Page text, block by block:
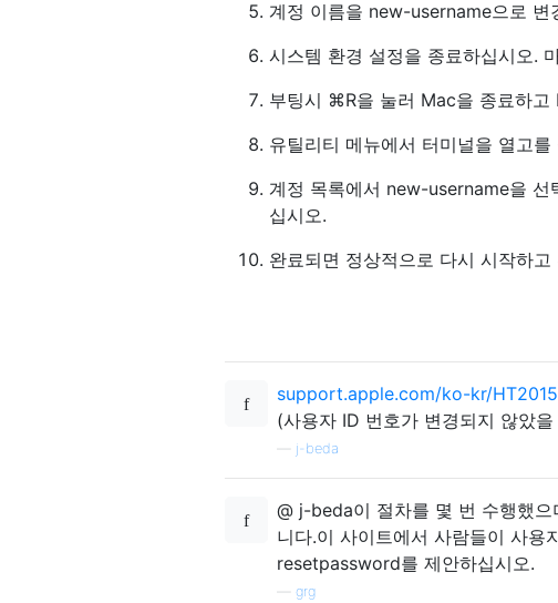
계정 이름을 new-username으로
시스템 환경 설정을 종료하십시오.
부팅시 ⌘R을 눌러 Mac을 종료하
유틸리티 메뉴에서 터미널을 열고를
계정 목록에서 new-username을
십시오.
완료되면 정상적으로 다시 시작하
support.apple.com/ko-kr/
(사용자 ID 번호가 변경되지 않았
j-beda
@ j-beda이 절차를 몇 번 수행했
니다.이 사이트에서 사람들이 사용
resetpassword를 제안하십시오.
grg